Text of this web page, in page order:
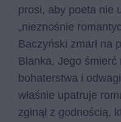
prosi, aby poeta nie
„nieznośnie
Baczyński zmarł na
Blanka. Jego
bohaterstwa i
właśnie upatruje
zginął z godnością,